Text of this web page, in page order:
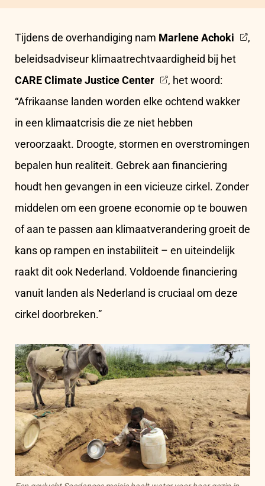
Tijdens de overhandiging nam Marlene Achoki
,
beleidsadviseur klimaatrechtvaardigheid bij het
CARE Climate Justice Center
, het woord:
“Afrikaanse landen worden elke ochtend wakker
in een klimaatcrisis die ze niet hebben
veroorzaakt. Droogte, stormen en overstromingen
bepalen hun realiteit. Gebrek aan financiering
houdt hen gevangen in een vicieuze cirkel. Zonder
middelen om een groene economie op te bouwen
of aan te passen aan klimaatverandering groeit de
kans op rampen en instabiliteit – en uiteindelijk
raakt dit ook Nederland. Voldoende financiering
vanuit landen als Nederland is cruciaal om deze
cirkel doorbreken.”